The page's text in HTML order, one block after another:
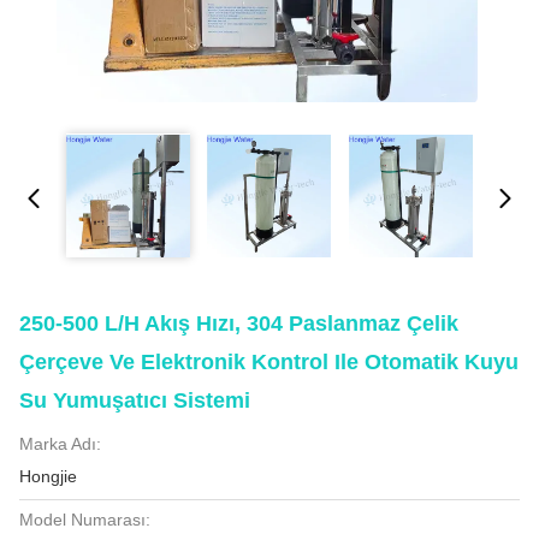
250-500 L/H Akış Hızı, 304 Paslanmaz Çelik
Çerçeve Ve Elektronik Kontrol Ile Otomatik Kuyu
Su Yumuşatıcı Sistemi
Marka Adı:
Hongjie
Model Numarası: